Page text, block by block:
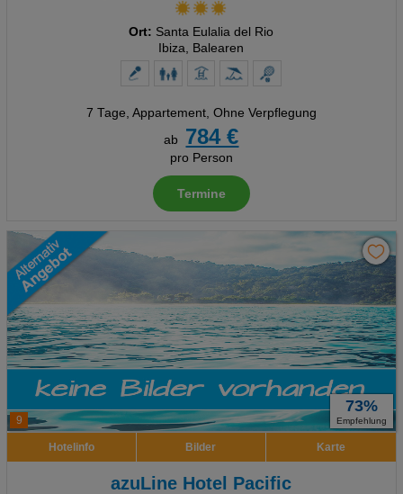
Ort: Santa Eulalia del Rio
Ibiza, Balearen
7 Tage, Appartement, Ohne Verpflegung
ab
784 €
pro Person
Termine
9
73%
Empfehlung
Hotelinfo Bilder Karte
azuLine Hotel Pacific